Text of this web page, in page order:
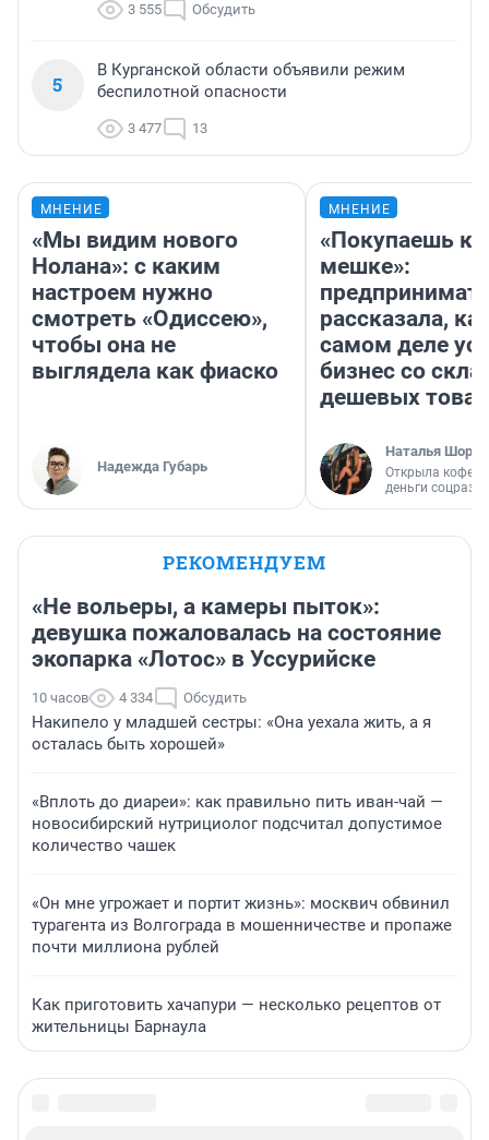
3 555 Обсудить
5
В Курганской области объявили режим
беспилотной опасности
3 477 13
МНЕНИЕ
«Мы видим нового
Нолана»: с каким
настроем нужно
смотреть «Одиссею»,
чтобы она не
выглядела как фиаско
Надежда Губарь
МНЕНИЕ
«Покупаешь
мешке»:
рассказала,
самом деле
бизнес со
дешевых
Наталья
Открыла
деньги
РЕКОМЕНДУЕМ
«Не вольеры, а камеры пыток»:
девушка пожаловалась на состояние
экопарка «Лотос» в Уссурийске
10 часов 4 334 Обсудить
Накипело у младшей сестры: «Она уехала жить, а я
осталась быть хорошей»
«Вплоть до диареи»: как правильно пить иван-чай —
новосибирский нутрициолог подсчитал допустимое
количество чашек
«Он мне угрожает и портит жизнь»: москвич обвинил
турагента из Волгограда в мошенничестве и пропаже
почти миллиона рублей
Как приготовить хачапури — несколько рецептов от
жительницы Барнаула